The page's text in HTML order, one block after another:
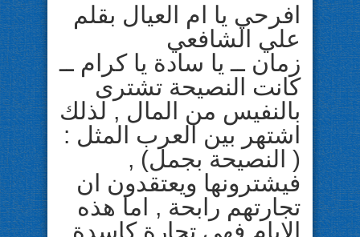
افرحي يا ام العيال بقلم
علي الشافعي
زمان ــ يا سادة يا كرام ــ
كانت النصيحة تشترى
بالنفيس من المال , لذلك
اشتهر بين العرب المثل :
( النصيحة بجمل) ,
فيشترونها ويعتقدون ان
تجارتهم رابحة , اما هذه
الايام فهي تجارة كاسدة ,